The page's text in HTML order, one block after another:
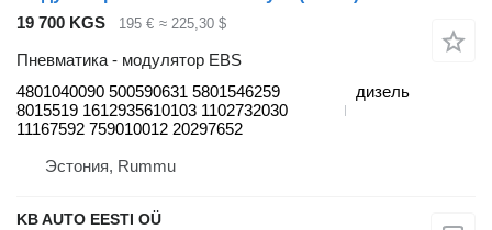
19 700 KGS 195 € ≈ 225,30 $
Пневматика - модулятор EBS
4801040090 500590631 5801546259
8015519 1612935610103 1102732030
11167592 759010012 20297652
дизель
Эстония, Rummu
KB AUTO EESTI OÜ